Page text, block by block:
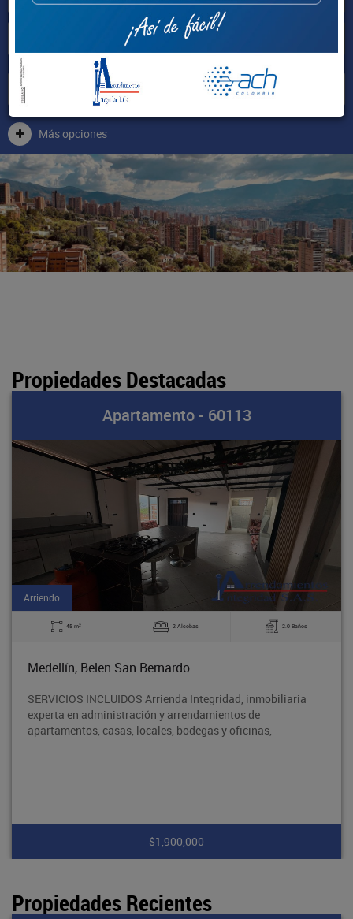
Más opciones
Propiedades Destacadas
Apartamento - 60113
Arriendo
45 m2 2 Alcobas 2.0 Baños
Medellín, Belen San Bernardo
SERVICIOS INCLUIDOS Arrienda Integridad, inmobiliaria
experta en administración y arrendamientos de
apartamentos, casas, locales, bodegas y oficinas,
$1,900,000
Propiedades Recientes